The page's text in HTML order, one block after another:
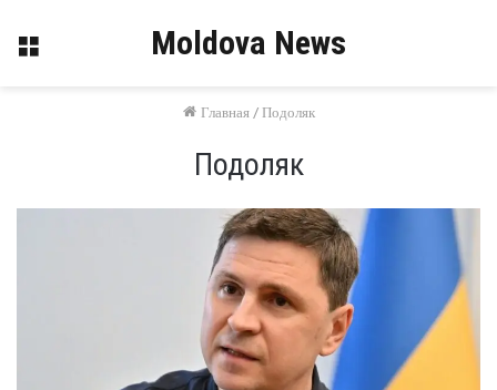
Меню Moldova News
Главная / Подоляк
Подоляк